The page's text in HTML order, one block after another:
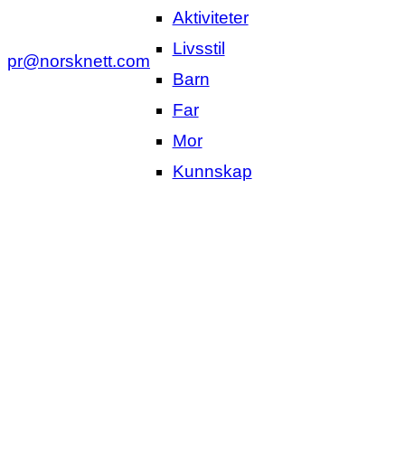
Aktiviteter
Livsstil
Barn
Far
Mor
Kunnskap
pr@norsknett.com